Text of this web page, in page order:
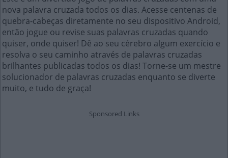
nova palavra cruzada todos os dias. Acesse centenas de
quebra-cabeças diretamente no seu dispositivo Android,
então jogue ou revise suas palavras cruzadas quando
quiser, onde quiser! Dê ao seu cérebro algum exercício e
resolva o seu caminho através de palavras cruzadas
brilhantes publicadas todos os dias! Torne-se um mestre
solucionador de palavras cruzadas enquanto se diverte
muito, e tudo de graça!